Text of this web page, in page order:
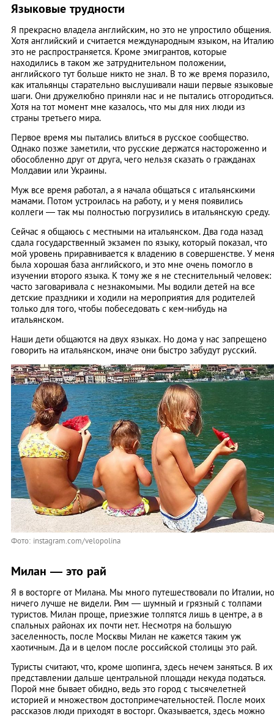
Языковые трудности
Я прекрасно владела английским, но это не упростило общения.
Хотя английский и считается международным языком, на Италию
это не распространяется. Кроме эмигрантов, которые
находились в таком же затруднительном положении,
английского тут больше никто не знал. В то же время поразило,
как итальянцы старательно выслушивали наши первые языковые
шаги. Они дружелюбно приняли нас и не пытались отгородиться.
Хотя на тот момент мне казалось, что мы для них люди из
страны третьего мира.
Первое время мы пытались влиться в русское сообщество.
Однако позже заметили, что русские держатся настороженно и
обособленно друг от друга, чего нельзя сказать о гражданах
Молдавии или Украины.
Муж все время работал, а я начала общаться с итальянскими
мамами. Потом устроилась на работу, и у меня появились
коллеги — так мы полностью погрузились в итальянскую среду.
Сейчас я общаюсь с местными на итальянском. Два года назад
сдала государственный экзамен по языку, который показал, что
мой уровень приравнивается к владению в совершенстве. У меня
была хорошая база английского, и это мне очень помогло в
изучении второго языка. К тому же я не стеснительный человек:
часто заговаривала с незнакомыми. Мы водили детей на все
детские праздники и ходили на мероприятия для родителей
только для того, чтобы побеседовать с кем-нибудь на
итальянском.
Наши дети общаются на двух языках. Но дома у нас запрещено
говорить на итальянском, иначе они быстро забудут русский.
Фото: instagram.com/velopolina
Милан — это рай
Я в восторге от Милана. Мы много путешествовали по Италии, но
ничего лучше не видели. Рим — шумный и грязный с толпами
туристов. Милан проще, приезжие толпятся лишь в центре, а в
спальных районах их почти нет. Несмотря на большую
заселенность, после Москвы Милан не кажется таким уж
хаотичным. Да и в целом после российской столицы это рай.
Туристы считают, что, кроме шопинга, здесь нечем заняться. В их
представлении дальше центральной площади некуда податься.
Порой мне бывает обидно, ведь это город с тысячелетней
историей и множеством достопримечательностей. После моих
рассказов люди приходят в восторг. Оказывается, здесь можно